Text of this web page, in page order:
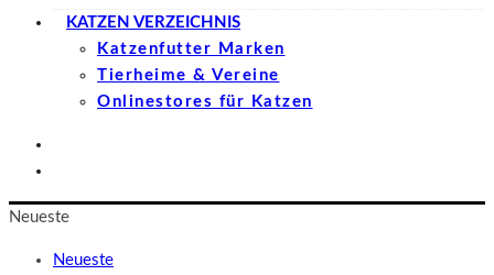
KATZEN VERZEICHNIS
Katzenfutter Marken
Tierheime & Vereine
Onlinestores für Katzen
Neueste
Neueste